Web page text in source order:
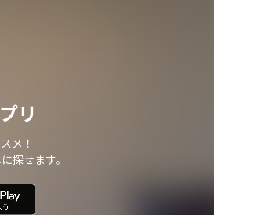
リ
メ！
探せます。